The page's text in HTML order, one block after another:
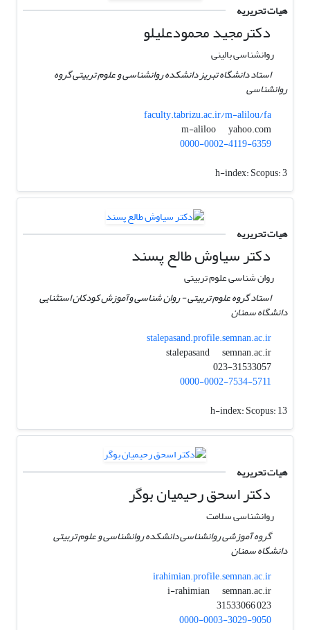
هیات تحریریه
دکترمجید محمودعلیلو
روانشناسی بالینی
استاد دانشگاه تبریز دانشکده روانشناسی و علوم تربیتی گروه
روانشناسی
faculty.tabrizu.ac.ir/m-alilou/fa
m-aliloo
yahoo.com
0000-0002-4119-6359
h-index:Scopus: 3
هیات تحریریه
دکتر سیاوش طالع پسند
روان شناسی علوم تربیتی
استاد گروه علوم تربیتی - روان شناسی وآموزش کودکان استثنایی
دانشگاه سمنان
stalepasand.profile.semnan.ac.ir
stalepasand
semnan.ac.ir
023-31533057
0000-0002-7534-5711
h-index:Scopus: 13
هیات تحریریه
دکتر اسحق رحیمیان بوگر
روانشناسی سلامت
گروه آموزشی روانشناسی دانشکده روانشناسی و علوم تربیتی
دانشگاه سمنان
irahimian.profile.semnan.ac.ir
i-rahimian
semnan.ac.ir
023 31533066
0000-0003-3029-9050